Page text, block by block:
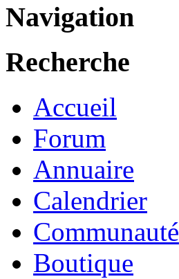
Navigation
Recherche
Accueil
Forum
Annuaire
Calendrier
Communauté
Boutique